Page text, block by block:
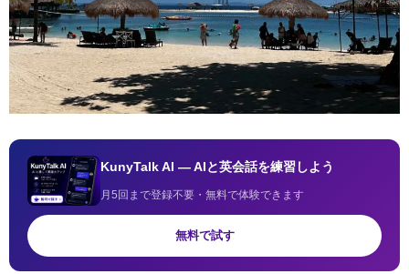
KunyTalk AI — AIと英会話を練習しよう
月5回まで登録不要・無料で体験できます
無料で試す